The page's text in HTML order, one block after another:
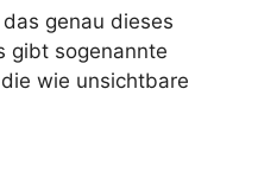
genau dieses
gibt sogenannte
wie unsichtbare